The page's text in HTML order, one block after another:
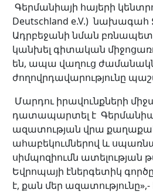
Գերմանիայի հայերի
Deutschland e.V.)
Ադրբեջանի նման
կանխել գիտական
են, ապա վաղուց
ժողովրդավարությունը
Մարդու իրավունքների
դատապարտել է
ազատության վրա
ահաբեկումներով և
սիմպոզիումն ատելության
Եվրոպայի էներգետիկ
է, քան մեր ազատությունը»,-